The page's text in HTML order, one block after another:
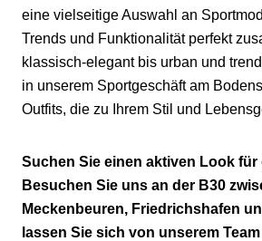
eine vielseitige Auswahl an
Trends und Funktionalität perfekt
klassisch-elegant bis urban und
in unserem Sportgeschäft am
Outfits, die zu Ihrem Stil und
Suchen Sie einen aktiven Look für
Besuchen Sie uns an der B30
Meckenbeuren, Friedrichshafen
lassen Sie sich von unserem